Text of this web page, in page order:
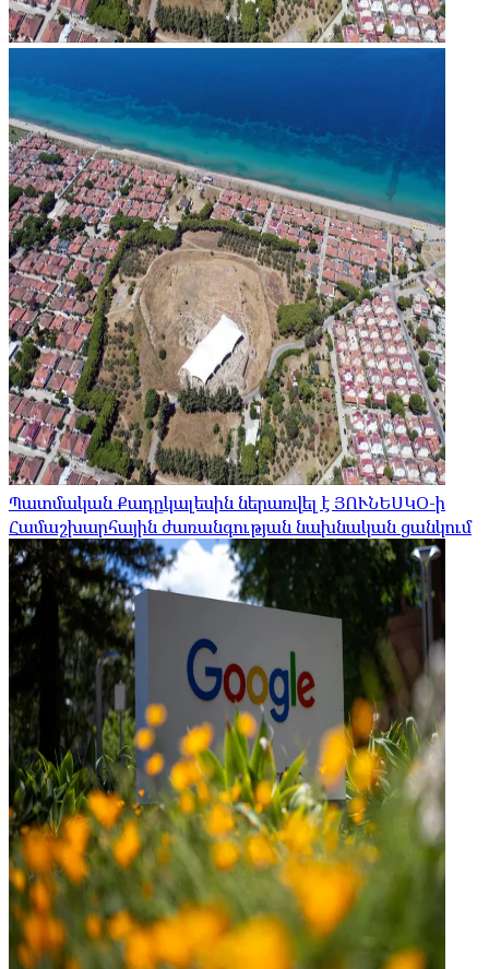
Պատմական Քադըկալեսին ներառվել է ՅՈՒՆԵՍԿՕ-ի
Համաշխարհային ժառանգության նախնական ցանկում